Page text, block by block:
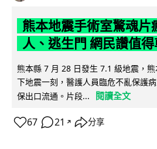
熊本地震手術室驚魂片
人、逃生門 網民讚值
熊本縣 7 月 28 日發生 7.1 級地震，
下地震一刻，醫護人員臨危不亂保護
保出口流通。片段...
閱讀全文
67 21 ↗ 分享